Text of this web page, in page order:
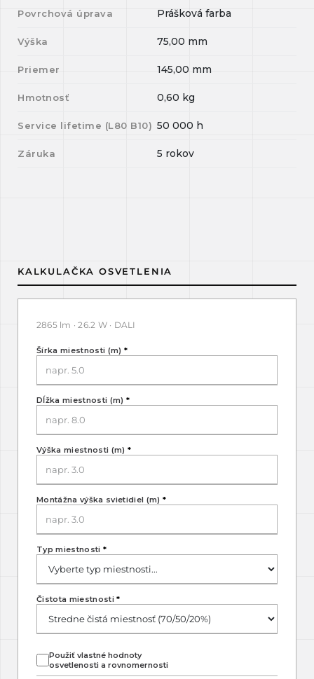
Povrchová úprava Prášková farba
Výška 75,00 mm
Priemer 145,00 mm
Hmotnosť 0,60 kg
Service lifetime (L80 B10) 50 000 h
Záruka 5 rokov
KALKULAČKA OSVETLENIA
2865 lm · 26.2 W · DALI
Šírka miestnosti (m) *
Dĺžka miestnosti (m) *
Výška miestnosti (m) *
Montážna výška svietidiel (m) *
Typ miestnosti *
Použiť vlastné hodnoty
osvetlenosti a rovnomernosti
Čistota miestnosti*